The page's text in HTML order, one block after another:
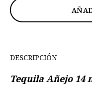
DESCRIPCIÓN
Tequila Añejo 14